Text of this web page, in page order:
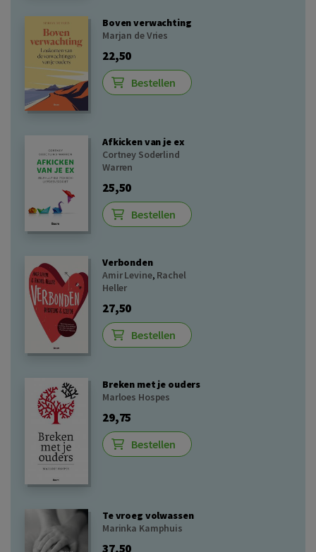
Boven verwachting
Marjan de Vries
22,50
Bestellen
Afkicken van je ex
Cortney Soderlind
Warren
25,50
Bestellen
Verbonden
Amir Levine, Rachel
Heller
27,50
Bestellen
Breken met je ouders
Marloes Hospes
29,75
Bestellen
Te vroeg volwassen
Marinka Kamphuis
37,50